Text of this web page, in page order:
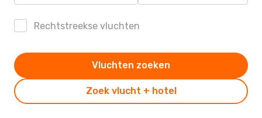
Rechtstreekse vluchten
Zoek vlucht + hotel
Vluchten zoeken